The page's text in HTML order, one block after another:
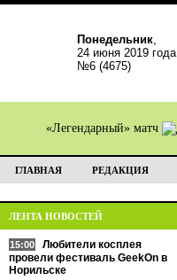
Понедельник,
24 июня 2019 года
№6 (4675)
«Легендарный» матч
ГЛАВНАЯ РЕДАКЦИЯ
ЛЕНТА НОВОСТЕЙ
15:00
Любители косплея
провели фестиваль GeekOn в
Норильске